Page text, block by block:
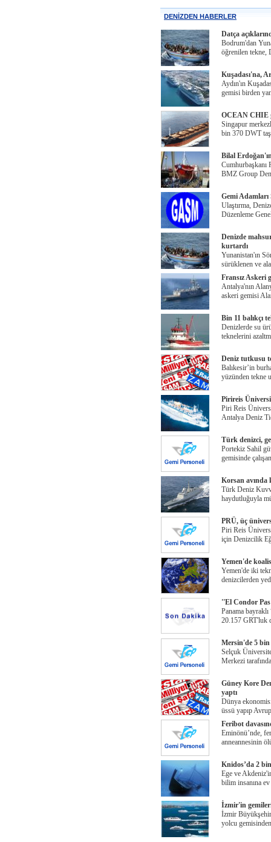
DENİZDEN HABERLER
Datça
Bodrum'dan
öğrenilen tekne,
Kuşadası'na,
Aydın'ın
gemisi birden
OCEAN CHIE
Singapur
bin 370 DWT
Bilal
Cumhurbaşkanı
BMZ Group
Gemi
Ulaştırma,
Düzenleme
Denizde
kurtardı
Yunanistan'ın
sürüklenen ve
Fransız Askeri
Antalya'nın
askeri gemisi
Bin 11 balıkçı
Denizlerde su
teknelerini
Deniz tutkusu
Balıkesir’in
yüzünden tekne
Pirireis
Piri Reis
Antalya Deniz
Türk denizci,
Portekiz Sahil
gemisinde
Korsan avında
Türk Deniz
haydutluğuyla
PRÜ, üç
Piri Reis
için Denizcilik
Yemen'de
Yemen'de iki
denizcilerden
''El Condor
Panama
20.157
Mersin'de 5 bin
Selçuk
Merkezi
Güney Kore
yaptı
Dünya
üssü yapıp
Feribot
Eminönü’nde,
anneannesinin
Knidos’da 2
Ege ve
bilim insanına
İzmir'in
İzmir
yolcu